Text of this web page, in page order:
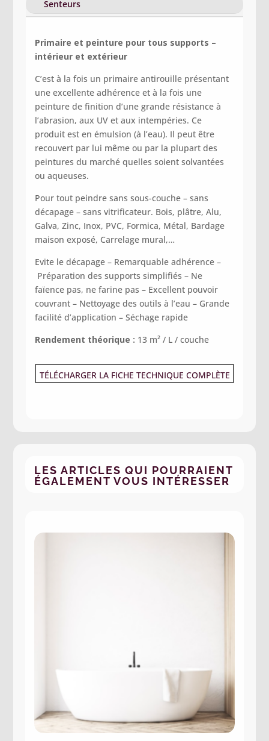
Senteurs
Primaire et peinture pour tous supports –
intérieur et extérieur
C’est à la fois un primaire antirouille présentant
une excellente adhérence et à la fois une
peinture de finition d’une grande résistance à
l’abrasion, aux UV et aux intempéries. Ce
produit est en émulsion (à l’eau). Il peut être
recouvert par lui même ou par la plupart des
peintures du marché quelles soient solvantées
ou aqueuses.
Pour tout peindre sans sous-couche – sans
décapage – sans vitrificateur. Bois, plâtre, Alu,
Galva, Zinc, Inox, PVC, Formica, Métal, Bardage
maison exposé, Carrelage mural,…
Evite le décapage – Remarquable adhérence –
Préparation des supports simplifiés – Ne
faïence pas, ne farine pas – Excellent pouvoir
couvrant – Nettoyage des outils à l’eau – Grande
facilité d’application – Séchage rapide
Rendement théorique : 13 m² / L / couche
TÉLÉCHARGER LA FICHE TECHNIQUE COMPLÈTE
LES ARTICLES QUI POURRAIENT
ÉGALEMENT VOUS INTÉRESSER